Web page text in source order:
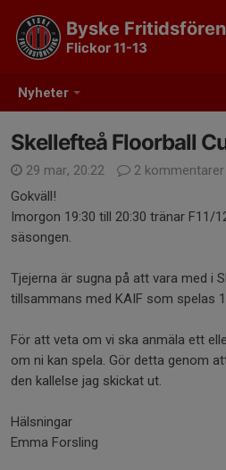
Nyheter
Byske
Flickor 11-13
Skellefteå Floorball
29 mar, 20:22
2 kommentarer
Gokväll!
Imorgon 19:30 till 20:30 tränar F11/
säsongen.
Tjejerna är sugna på att vara med i
tillsammans med KAIF som spelas
För att veta om vi ska anmäla ett
om ni kan spela. Gör detta genom
den kallelse jag skickat ut.
Hälsningar
Emma Forsling